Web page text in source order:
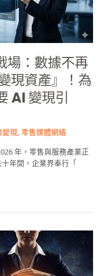
場：數據不再
現資產』！為
AI 變現引
變現, 零售媒體網絡
年，零售與服務產業正
年間，企業界奉行「